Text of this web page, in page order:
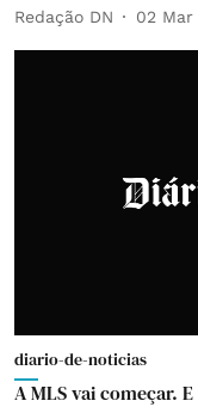
Redação DN 02 Mar
diario-de-noticias
A MLS vai começar.